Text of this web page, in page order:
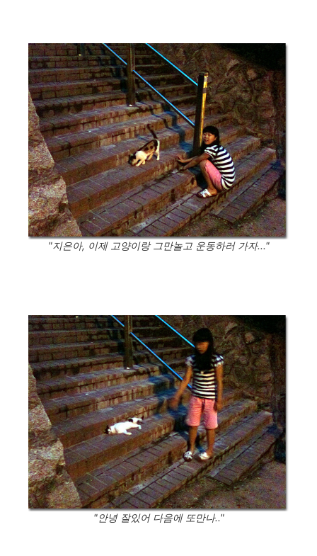
"지은아, 이제 고양이랑 그만놀고 운동하러 가자..."
"안녕 잘있어 다음에 또만나.."